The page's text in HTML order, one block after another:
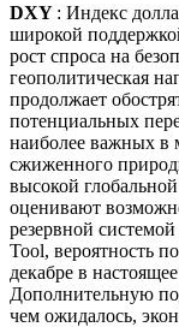
DXY : Индекс
широкой
рост спроса на
геополитическая
продолжает
потенциальных
наиболее важных в
сжиженного
высокой
оценивают
резервной
Tool, вероятность
декабре в
Дополнительную
чем ожидалось,